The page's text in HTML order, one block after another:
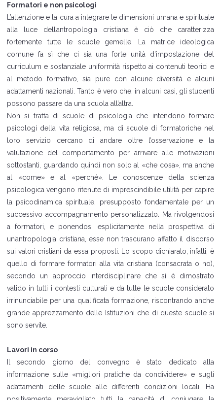
Formatori e non psicologi
L’attenzione e la cura a integrare le dimensioni umana e spirituale
alla luce dell’antropologia cristiana è ciò che caratterizza
fortemente tutte le scuole gemelle. La matrice ideologica
comune fa sì che ci sia una forte unità d’impostazione del
curriculum e sostanziale uniformità rispetto ai contenuti teorici e
al metodo formativo, sia pure con alcune diversità e alcuni
adattamenti nazionali. Tanto è vero che, in alcuni casi, gli studenti
possono passare da una scuola all’altra.
Non si tratta di scuole di psicologia che intendono formare
psicologi della vita religiosa, ma di scuole di formatoriche nel
loro servizio cercano di andare oltre l’osservazione e la
valutazione del comportamento per arrivare alle motivazioni
sottostanti, guardando quindi non solo al «che cosa», ma anche
al «come» e al «perché». Le conoscenze della scienza
psicologica vengono ritenute di imprescindibile utilità per capire
la psicodinamica spirituale, presupposto fondamentale per un
successivo accompagnamento personalizzato. Ma rivolgendosi
a formatori, e ponendosi esplicitamente nella prospettiva di
un’antropologia cristiana, esse non trascurano affatto il discorso
sui valori cristiani da essa proposti. Lo scopo dichiarato, infatti, è
quello di formare formatori alla vita cristiana (consacrata o no),
secondo un approccio interdisciplinare che si è dimostrato
valido in tutti i contesti culturali e da tutte le scuole considerato
irrinunciabile per una qualificata formazione, riscontrando anche
grande apprezzamento delle Istituzioni che di queste scuole si
sono servite.
Lavori in corso
Il secondo giorno del convegno è stato dedicato alla
informazione sulle «migliori pratiche da condividere» e sugli
adattamenti delle scuole alle differenti condizioni locali. Ha